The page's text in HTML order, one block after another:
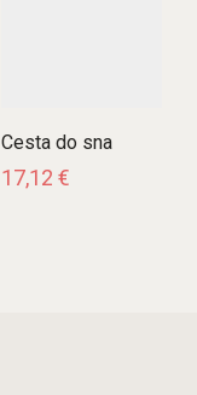
Cesta do sna
17,12 €